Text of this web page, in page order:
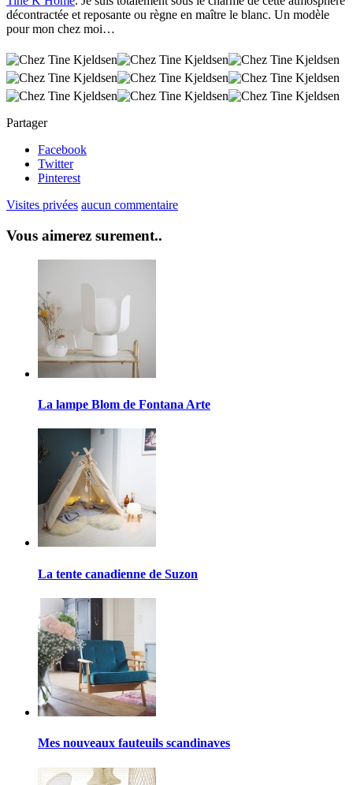
décontractée et reposante ou règne en maître le blanc. Un modèle
pour mon chez moi…
Partager
Facebook
Twitter
Pinterest
Visites privées aucun commentaire
Vous aimerez surement..
La lampe Blom de Fontana Arte
La tente canadienne de Suzon
Mes nouveaux fauteuils scandinaves